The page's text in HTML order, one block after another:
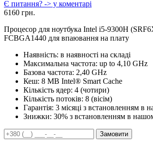
Є питання? -> у коментарі
6160 грн.
Процесор для ноутбука Intel i5-9300H
FCBGA1440 для впаювання на плату
Наявність: в наявності на складі
Максимальна частота: up to 4,10 GHz
Базова частота: 2,40 GHz
Кеш: 8 MB Intel® Smart Cache
Кількість ядер: 4 (чотири)
Кількість потоків: 8 (вісім)
Гарантія: 3 місяці з встановленням в
Знижки: 30% з встановленням в
Замовити